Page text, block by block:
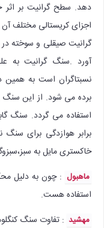
دهد. سطح گرانیت بر
اجزای کریستالی مختلف
گرانیت صیقلی و سوخته در
آورد .سنگ گرانیت به
نسبتاگران است به همین
برده می شود. از این سنگ
استفاده می گردد. سنگ
برابر هوازدگی برای سنگ
خاکستری مایل به
ماهبول : چون به دلیل
استفاده هست.
مهشید :‌ تفاوت سنگ